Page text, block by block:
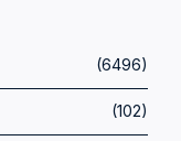
(6496)
(102)